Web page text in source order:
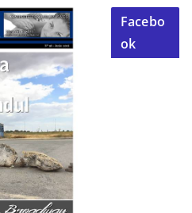
Facebo
ok